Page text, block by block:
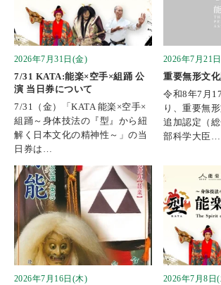
2026年7月31日(金)
7/31 KATA:能楽×空手×組踊 公
演 当日券について
7/31（金）「KATA 能楽×空手×
組踊～身体技法の『型』から紐
解く日本文化の精神性～」の当
日券は…
2026年7月21
重要無形文
令和8年7月
り、重要無
追加認定（
部科学大臣…
2026年7月16日(木) 2026年7月8日